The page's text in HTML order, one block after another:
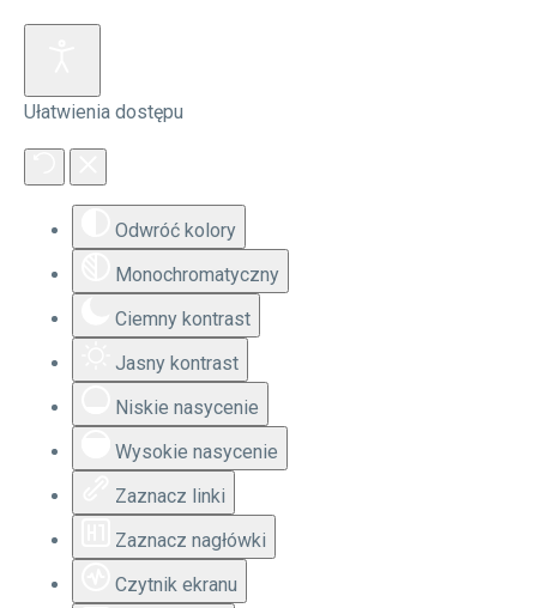
Ułatwienia dostępu
Odwróć kolory
Monochromatyczny
Ciemny kontrast
Jasny kontrast
Niskie nasycenie
Wysokie nasycenie
Zaznacz linki
Zaznacz nagłówki
Czytnik ekranu